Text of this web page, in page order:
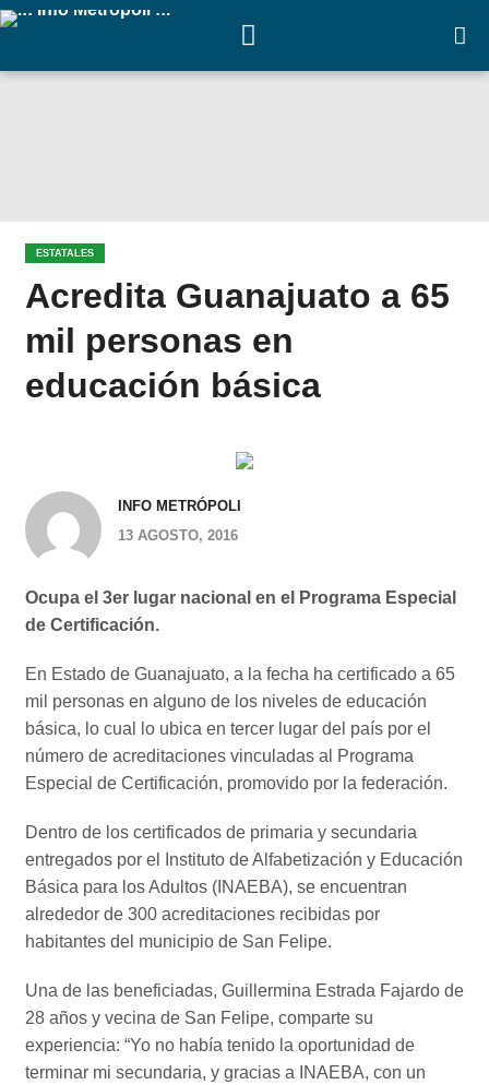
ESTATALES
Acredita Guanajuato a 65
mil personas en
educación básica
INFO METRÓPOLI
13 AGOSTO, 2016
Ocupa el 3er lugar nacional en el Programa Especial
de Certificación.
En Estado de Guanajuato, a la fecha ha certificado a 65
mil personas en alguno de los niveles de educación
básica, lo cual lo ubica en tercer lugar del país por el
número de acreditaciones vinculadas al Programa
Especial de Certificación, promovido por la federación.
Dentro de los certificados de primaria y secundaria
entregados por el Instituto de Alfabetización y Educación
Básica para los Adultos (INAEBA), se encuentran
alrededor de 300 acreditaciones recibidas por
habitantes del municipio de San Felipe.
Una de las beneficiadas, Guillermina Estrada Fajardo de
28 años y vecina de San Felipe, comparte su
experiencia: “Yo no había tenido la oportunidad de
terminar mi secundaria, y gracias a INAEBA, con un